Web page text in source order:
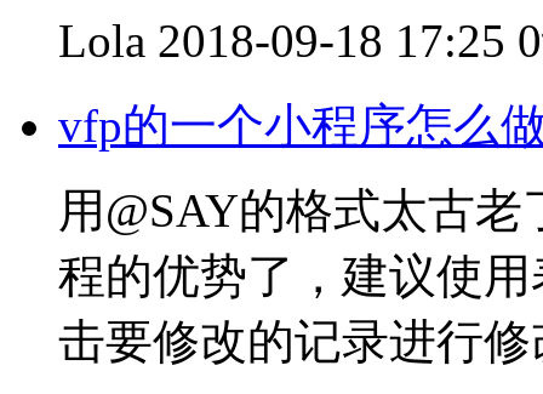
Lola 2018-09-18 17:25
vfp的一个小程序怎么
用@SAY的格式太古
程的优势了，建议使
击要修改的记录进行修